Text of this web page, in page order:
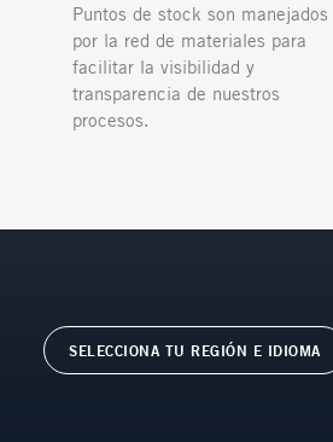
Puntos de stock son manejados
por la red de materiales para
facilitar la visibilidad y
transparencia de nuestros
procesos.
SELECCIONA TU REGIÓN E IDIOMA